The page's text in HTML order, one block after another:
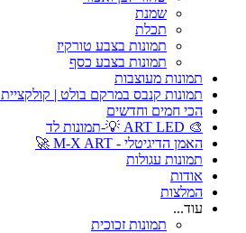
שמנת
תכלת
תמונות בצבע טורקיז
תמונות בצבע כסף
תמונות מעוצבות
תמונות קנבס במרקם בולט | קולקציית Art Touch
הכי חמים וחדשים
🎨 ART LED 💡-תמונות לד
האמן הדיגיטלי - M-X ART 🚀
תמונות עגולות
אודות
המלצות
עוד...
תמונות זכוכית